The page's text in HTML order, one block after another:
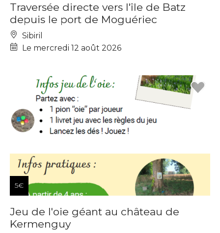
Traversée directe vers l'île de Batz
depuis le port de Moguériec
Sibiril
Le mercredi 12 août 2026
5€
Jeu de l'oie géant au château de
Kermenguy